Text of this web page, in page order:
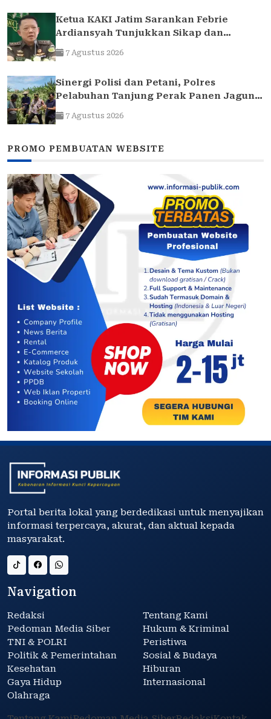
Ketua KAKI Jatim Sarankan Febrie
Ardiansyah Tunjukkan Sikap dan
Hormati Proses Hukum, Bukan Ajukan
Praperadilan
7 Agustus 2026
Sinergi Polisi dan Petani, Polres
Pelabuhan Tanjung Perak Panen Jagung
Pulut Ketan Ungu
7 Agustus 2026
PROMO PEMBUATAN WEBSITE
Portal berita lokal yang berdedikasi untuk menyajikan
informasi terpercaya, akurat, dan aktual kepada
masyarakat.
Navigation
Redaksi
Tentang Kami
Pedoman Media Siber
Hukum & Kriminal
TNI & POLRI
Peristiwa
Politik & Pemerintahan
Sosial & Budaya
Kesehatan
Hiburan
Gaya Hidup
Internasional
Olahraga